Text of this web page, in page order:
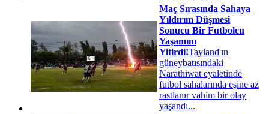
Maç Sırasında Sahaya
Yıldırım Düşmesi
Sonucu Bir Futbolcu
Yaşamını
Yitirdi!Tayland'ın
güneybatısındaki
Narathiwat eyaletinde
futbol sahalarında eşine az
rastlanır vahim bir olay
yaşandı...